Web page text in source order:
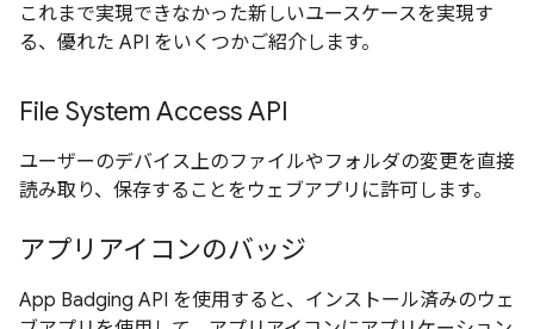
これまで実現できなかった新しいユースケースを実現す
る、優れた API をいくつかご紹介します。
File System Access API
ユーザーのデバイス上のファイルやフォルダの変更を直接
読み取り、保存することをウェブアプリに許可します。
アプリアイコンのバッジ
App Badging API を使用すると、インストール済みのウェ